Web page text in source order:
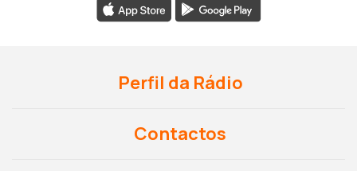
Perfil da Rádio
Contactos